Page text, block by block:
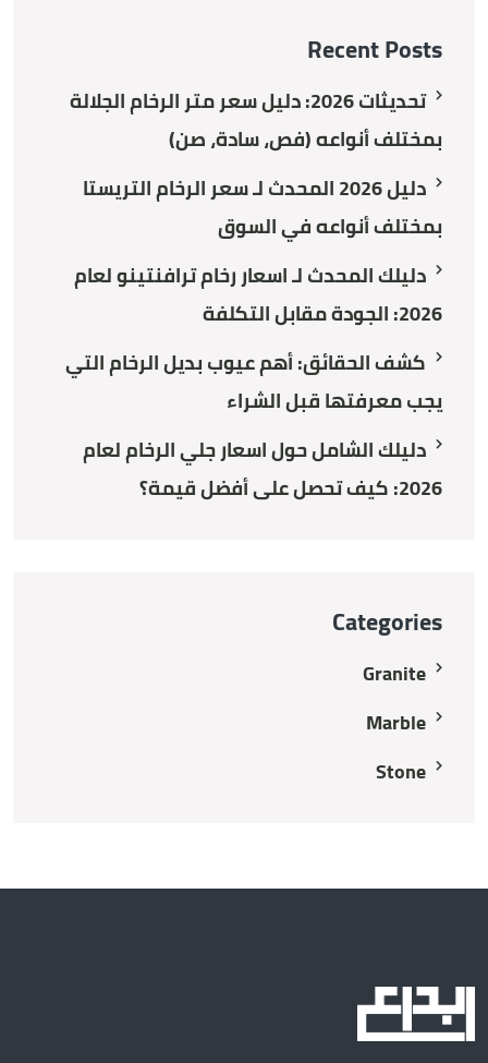
Recent Posts
تحديثات 2026: دليل سعر متر الرخام الجلالة
بمختلف أنواعه (فص، سادة، صن)
دليل 2026 المحدث لـ سعر الرخام التريستا
بمختلف أنواعه في السوق
دليلك المحدث لـ اسعار رخام ترافنتينو لعام
2026: الجودة مقابل التكلفة
كشف الحقائق: أهم عيوب بديل الرخام التي
يجب معرفتها قبل الشراء
دليلك الشامل حول اسعار جلي الرخام لعام
2026: كيف تحصل على أفضل قيمة؟
Categories
Granite
Marble
Stone